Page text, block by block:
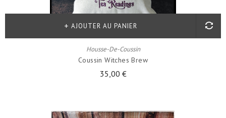
Housse-De-Coussin
Coussin Witches Brew
35,00 €
AJOUTER AU PANIER